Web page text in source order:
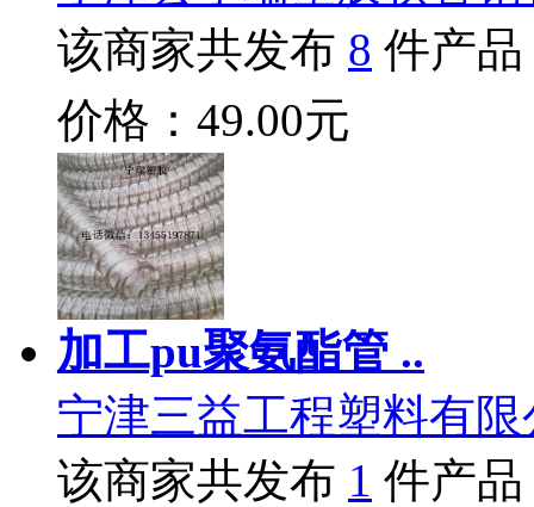
该商家共发布 8 件产品
价格：49.00元
加工pu聚氨酯管 ..
宁津三益工程塑料有限
该商家共发布 1 件产品